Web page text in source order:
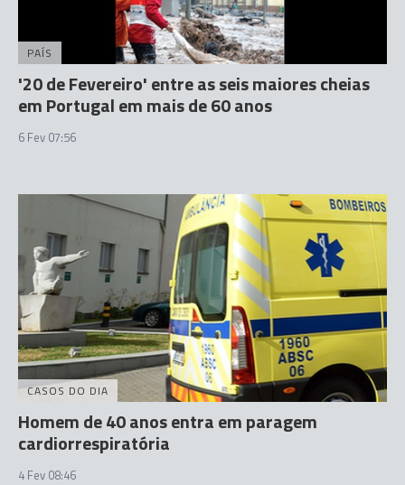
PAÍS
'20 de Fevereiro' entre as seis maiores cheias
em Portugal em mais de 60 anos
6 Fev 07:56
CASOS DO DIA
Homem de 40 anos entra em paragem
cardiorrespiratória
4 Fev 08:46